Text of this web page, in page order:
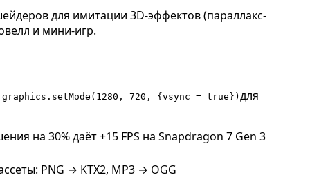
для имитации 3D-эффектов (параллакс-
и мини-игр.
720, {vsync = true})для
на 30% даёт +15 FPS на Snapdragon 7 Gen 3
PNG → KTX2, MP3 → OGG